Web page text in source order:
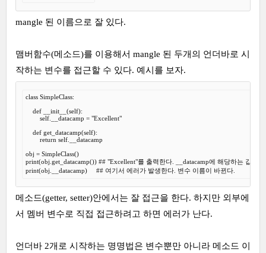
mangle 된 이름으로 잘 있다.
맴버함수(메소드)를 이용해서 mangle 된 두개의 언더바로 시
작하는 변수를 접근할 수 있다. 예시를 보자.
class SimpleClass:
    def __init__(self):
        self.__datacamp = "Excellent"
    def get_datacamp(self):
        return self.__datacamp
obj = SimpleClass()
print(obj.get_datacamp()) ## "Excellent"를 출력한다. __datacamp에 해당하는 값이다.
print(obj.__datacamp)     ## 여기서 에러가 발생한다. 변수 이름이 바뀐다.
메소드(getter, setter)안에서는 잘 접근을 한다. 하지만 외부에
서 멤버 변수로 직접 접근하려고 하면 에러가 난다.
언더바 2개로 시작하는 명명법은 변수뿐만 아니라 메소드 이